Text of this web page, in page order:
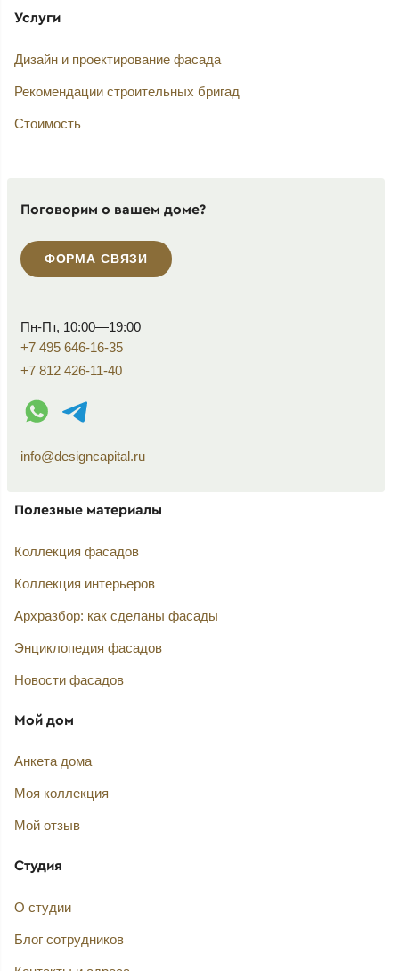
Услуги
Дизайн и проектирование фасада
Рекомендации строительных бригад
Стоимость
Поговорим о вашем доме?
ФОРМА СВЯЗИ
Пн-Пт, 10:00—19:00
+7 495 646-16-35
+7 812 426-11-40
WhatsApp контакт
Telegram контакт
info@designcapital.ru
Полезные материалы
Коллекция фасадов
Коллекция интерьеров
Архразбор: как сделаны фасады
Энциклопедия фасадов
Новости фасадов
Мой дом
Анкета дома
Моя коллекция
Мой отзыв
Студия
О студии
Блог сотрудников